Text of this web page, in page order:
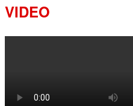
VIDEO